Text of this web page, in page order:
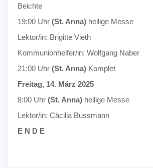
Beichte
19:00 Uhr (St. Anna) heilige Messe
Lektor/in: Brigitte Vieth
Kommunionhelfer/in: Wolfgang Naber
21:00 Uhr (St. Anna) Komplet
Freitag, 14. März 2025
8:00 Uhr (St. Anna) heilige Messe
Lektor/in: Cäcilia Bussmann
E N D E